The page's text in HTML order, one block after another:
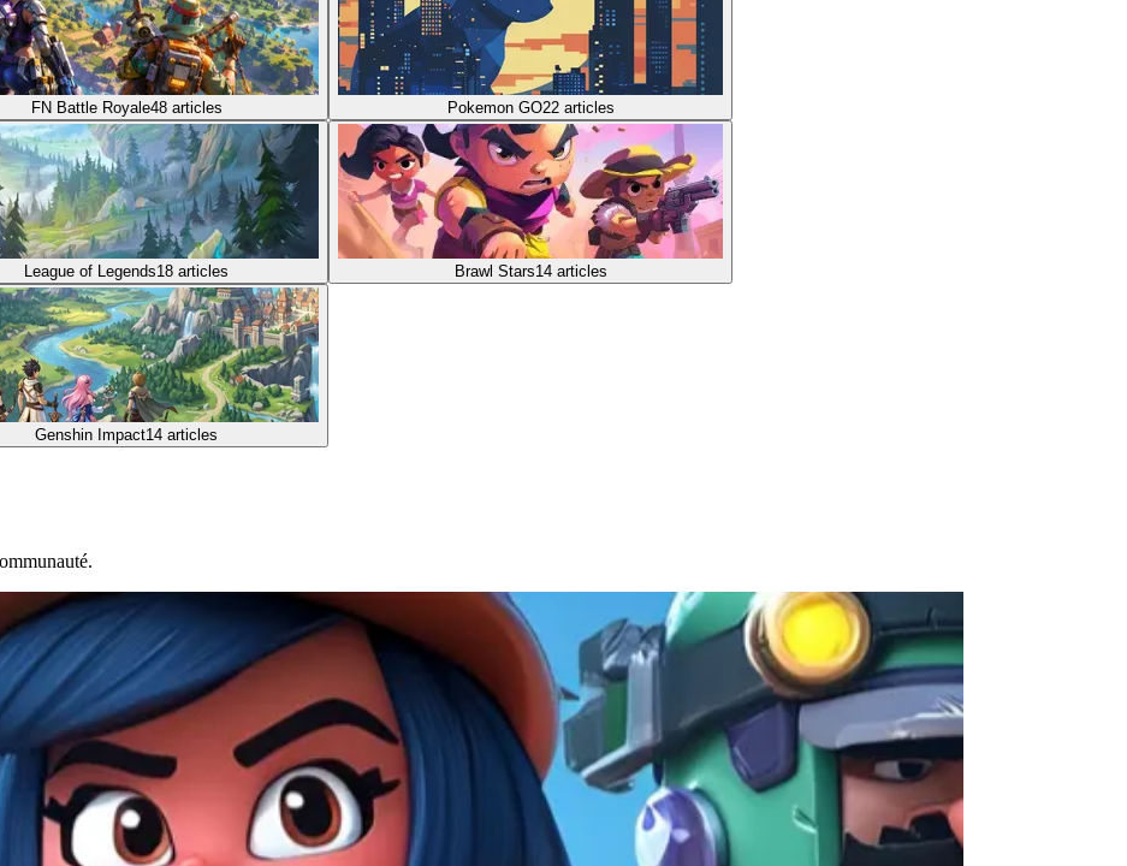
FN Battle Royale48 articles Pokemon GO22 articles
League of Legends18 articles Brawl Stars14 articles
Genshin Impact14 articles